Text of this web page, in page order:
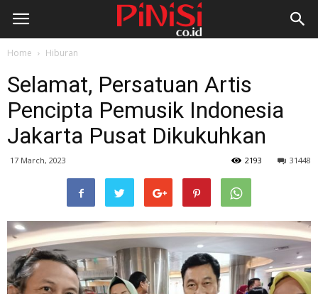
Home Hiburan
Selamat, Persatuan Artis
Pencipta Pemusik Indonesia
Jakarta Pusat Dikukuhkan
17 March, 2023 31448
2193